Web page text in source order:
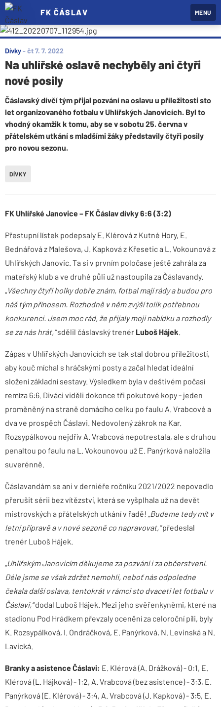
FK ČÁSLAV MENU
Dívky-čt 7. 7. 2022
Na uhlířské oslavě nechyběly ani čtyři
nové posily
Čáslavský dívčí tým přijal pozvání na oslavu u příležitosti sto
let organizovaného fotbalu v Uhlířských Janovicích. Byl to
vhodný okamžik k tomu, aby se v sobotu 25. června v
přátelském utkání s mladšími žáky představily čtyři posily
pro novou sezonu.
DÍVKY
FK Uhlířské Janovice – FK Čáslav dívky 6:6 (3:2)
Přestupní lístek podepsaly E. Klérová z Kutné Hory, E.
Bednářová z Malešova, J. Kapková z Křesetic a L. Vokounová z
Uhlířských Janovic. Ta si v prvním poločase ještě zahrála za
mateřský klub a ve druhé půli už nastoupila za Čáslavandy.
„Všechny čtyři holky dobře znám, fotbal mají rády a budou pro
náš tým přínosem. Rozhodně v něm zvýší tolik potřebnou
konkurenci. Jsem moc rád, že přijaly moji nabídku a rozhodly
se za nás hrát,“sdělil čáslavský trenér Luboš Hájek.
Zápas v Uhlířských Janovicích se tak stal dobrou příležitostí,
aby kouč míchal s hráčskými posty a začal hledat ideální
složení základní sestavy. Výsledkem byla v deštivém počasí
remíza 6:6. Diváci viděli dokonce tři pokutové kopy - jeden
proměněný na straně domácího celku po faulu A. Vrabcové a
dva ve prospěch Čáslavi. Nedovolený zákrok na Kar.
Rozsypálkovou nejdřív A. Vrabcová nepotrestala, ale s druhou
penaltou po faulu na L. Vokounovou už E. Panýrková naložila
suverénně.
Čáslavandám se ani v derniéře ročníku 2021/2022 nepovedlo
přerušit sérii bez vítězství, která se vyšplhala už na devět
mistrovských a přátelských utkání v řadě! „Budeme tedy mít v
letní přípravě a v nové sezoně co napravovat,“předeslal
trenér Luboš Hájek.
„Uhlířským Janovicím děkujeme za pozvání i za občerstvení.
Déle jsme se však zdržet nemohli, neboť nás odpoledne
čekala další oslava, tentokrát v rámci sto dvaceti let fotbalu v
Čáslavi,“dodal Luboš Hájek. Mezi jeho svěřenkyněmi, které na
stadionu Pod Hrádkem převzaly ocenění za celoroční píli, byly
K. Rozsypálková, I. Ondráčková, E. Panýrková, N. Levinská a N.
Lavická.
Branky a asistence Čáslavi: E. Klérová (A. Drážková) - 0:1, E.
Klérová (L. Hájková) - 1:2, A. Vrabcová (bez asistence) - 3:3, E.
Panýrková (E. Klérová) - 3:4, A. Vrabcová (J. Kapková) - 3:5, E.